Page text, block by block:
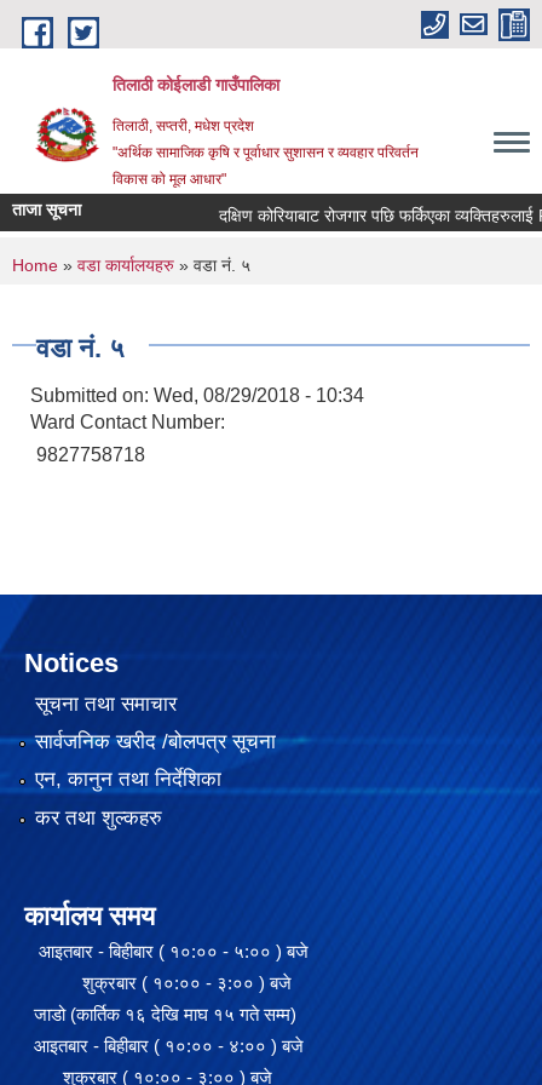
Skip to main content
तिलाठी कोईलाडी गाउँपालिका
तिलाठी, सप्तरी, मधेश प्रदेश
"अर्थिक सामाजिक कृषि र पूर्वाधार सुशासन र व्यवहार परिवर्तन
विकास को मूल आधार"
ताजा सूचना दक्षिण कोरियाबाट रोजगार पछि फर्किएका
You are here
Home » वडा कार्यालयहरु » वडा नं. ५
वडा नं. ५
Submitted on: Wed, 08/29/2018 - 10:34
Ward Contact Number:
9827758718
Notices
सूचना तथा समाचार
सार्वजनिक खरीद /बोलपत्र सूचना
एन, कानुन तथा निर्देशिका
कर तथा शुल्कहरु
कार्यालय समय
आइतबार - बिहीबार ( १०:०० - ५:०० ) बजे
शुक्रबार ( १०:०० - ३:०० ) बजे
जाडो (कार्तिक १६ देखि माघ १५ गते सम्म)
आइतबार - बिहीबार ( १०:०० - ४:०० ) बजे
शुक्रबार ( १०:०० - ३:०० ) बजे